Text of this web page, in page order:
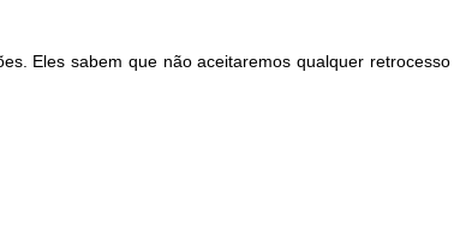
Eles sabem que não aceitaremos qualquer retrocesso